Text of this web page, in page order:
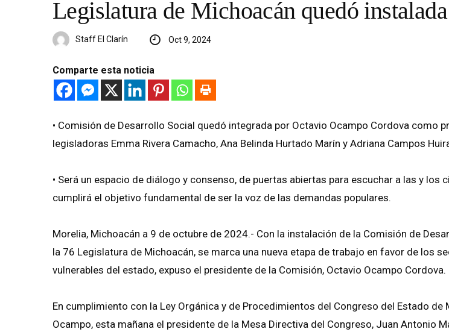
Legislatura de Michoacán quedó instalada
Staff El Clarín Oct 9, 2024
Comparte esta noticia
•⁠ ⁠Comisión de Desarrollo Social quedó integrada por Octavio Ocampo Cordova como
legisladoras Emma Rivera Camacho, Ana Belinda Hurtado Marín y Adriana Campos
•⁠ ⁠Será un espacio de diálogo y consenso, de puertas abiertas para escuchar a las y los
cumplirá el objetivo fundamental de ser la voz de las demandas populares.
Morelia, Michoacán a 9 de octubre de 2024.- Con la instalación de la Comisión de
la 76 Legislatura de Michoacán, se marca una nueva etapa de trabajo en favor de los
vulnerables del estado, expuso el presidente de la Comisión, Octavio Ocampo Cordova.
En cumplimiento con la Ley Orgánica y de Procedimientos del Congreso del Estado de
Ocampo, esta mañana el presidente de la Mesa Directiva del Congreso, Juan Antonio